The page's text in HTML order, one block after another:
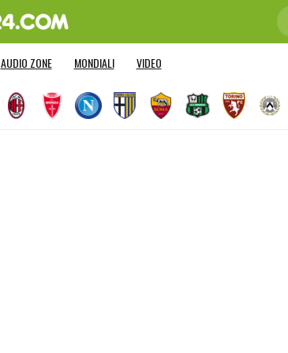
AUDIO ZONE MONDIALI VIDEO